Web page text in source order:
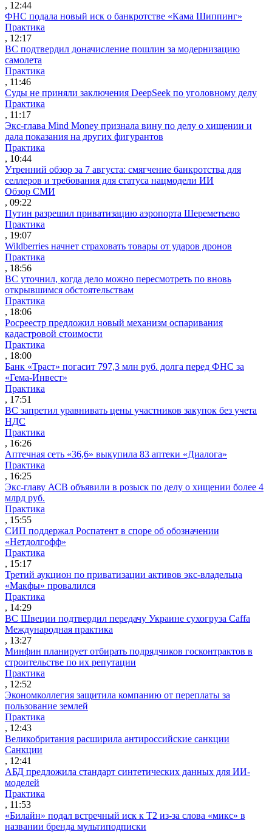
, 12:44
ФНС подала новый иск о банкротстве «Кама Шиппинг»
Практика
, 12:17
ВС подтвердил доначисление пошлин за модернизацию
самолета
Практика
, 11:46
Суды не приняли заключения DeepSeek по уголовному делу
Практика
, 11:17
Экс-глава Mind Money признала вину по делу о хищении и
дала показания на других фигурантов
Практика
, 10:44
Утренний обзор за 7 августа: смягчение банкротства для
селлеров и требования для статуса нацмодели ИИ
Обзор СМИ
, 09:22
Путин разрешил приватизацию аэропорта Шереметьево
Практика
, 19:07
Wildberries начнет страховать товары от ударов дронов
Практика
, 18:56
ВС уточнил, когда дело можно пересмотреть по вновь
открывшимся обстоятельствам
Практика
, 18:06
Росреестр предложил новый механизм оспаривания
кадастровой стоимости
Практика
, 18:00
Банк «Траст» погасит 797,3 млн руб. долга перед ФНС за
«Гема-Инвест»
Практика
, 17:51
ВС запретил уравнивать цены участников закупок без учета
НДС
Практика
, 16:26
Аптечная сеть «36,6» выкупила 83 аптеки «Диалога»
Практика
, 16:25
Экс-главу АСВ объявили в розыск по делу о хищении более 4
млрд руб.
Практика
, 15:55
СИП поддержал Роспатент в споре об обозначении
«Нетдолгофф»
Практика
, 15:17
Третий аукцион по приватизации активов экс-владельца
«Макфы» провалился
Практика
, 14:29
ВС Швеции подтвердил передачу Украине сухогруза Caffa
Международная практика
, 13:27
Минфин планирует отбирать подрядчиков госконтрактов в
строительстве по их репутации
Практика
, 12:52
Экономколлегия защитила компанию от переплаты за
пользование землей
Практика
, 12:43
Великобритания расширила антироссийские санкции
Санкции
, 12:41
АБД предложила стандарт синтетических данных для ИИ-
моделей
Практика
, 11:53
«Билайн» подал встречный иск к Т2 из-за слова «микс» в
названии бренда мультиподписки